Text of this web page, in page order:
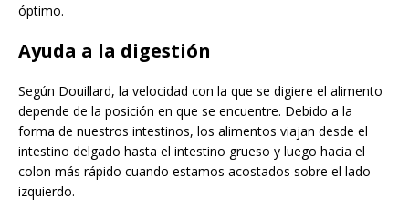
óptimo.
Ayuda a la digestión
Según Douillard, la velocidad con la que se digiere el alimento
depende de la posición en que se encuentre. Debido a la
forma de nuestros intestinos, los alimentos viajan desde el
intestino delgado hasta el intestino grueso y luego hacia el
colon más rápido cuando estamos acostados sobre el lado
izquierdo.